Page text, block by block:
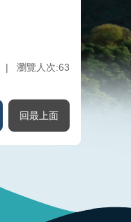
瀏覽人次:63
回最上面